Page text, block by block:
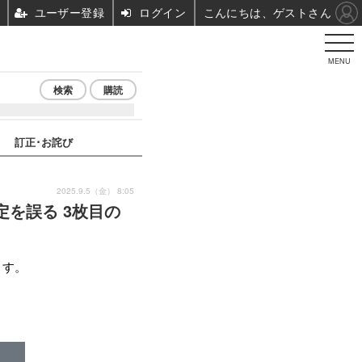
MENU
検索 購読
訂正･お詫び
を誤る 3枚目の
2025.9.5（金） 8:05
。
ユーザー登録 ログイン こんにちは、ゲストさん